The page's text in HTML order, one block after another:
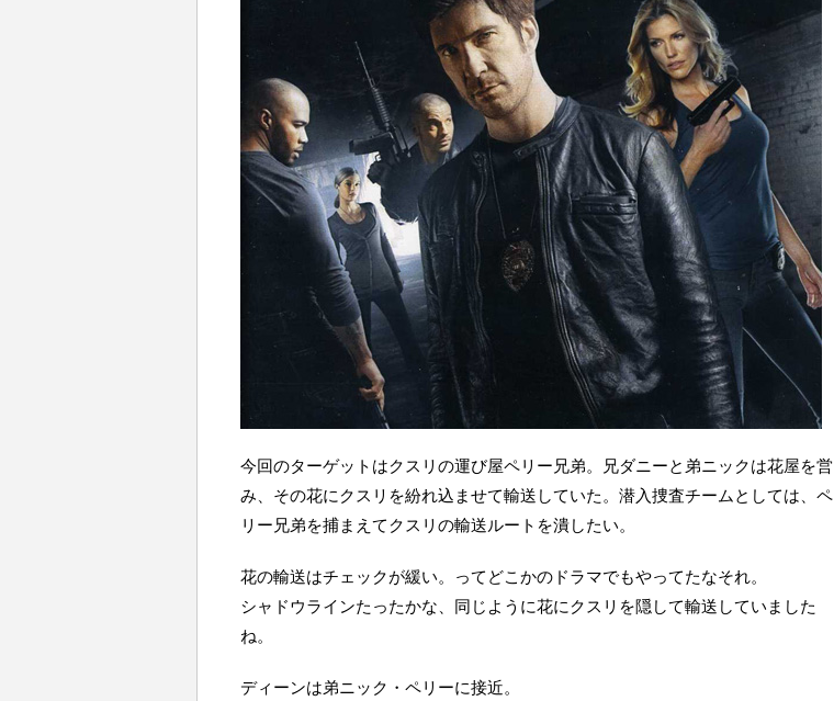
今回のターゲットはクスリの運び屋ペリー兄弟。兄ダニーと弟ニックは花屋を営
み、その花にクスリを紛れ込ませて輸送していた。潜入捜査チームとしては、ペ
リー兄弟を捕まえてクスリの輸送ルートを潰したい。
花の輸送はチェックが緩い。ってどこかのドラマでもやってたなそれ。
シャドウラインたったかな、同じように花にクスリを隠して輸送していました
ね。
ディーンは弟ニック・ペリーに接近。